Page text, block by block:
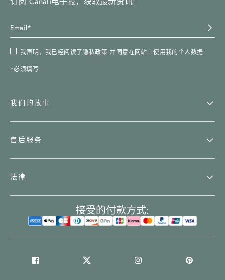
我声明，我已经阅读了隐私政策并同意在网站上使用我的个人数据
*必须填写
我们的故事
售后服务
法律
接受的付款方式: